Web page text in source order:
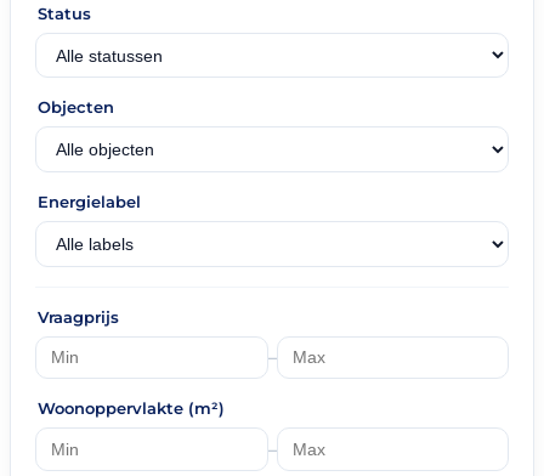
Status
Objecten
Energielabel
Vraagprijs
–
Woonoppervlakte (m²)
–